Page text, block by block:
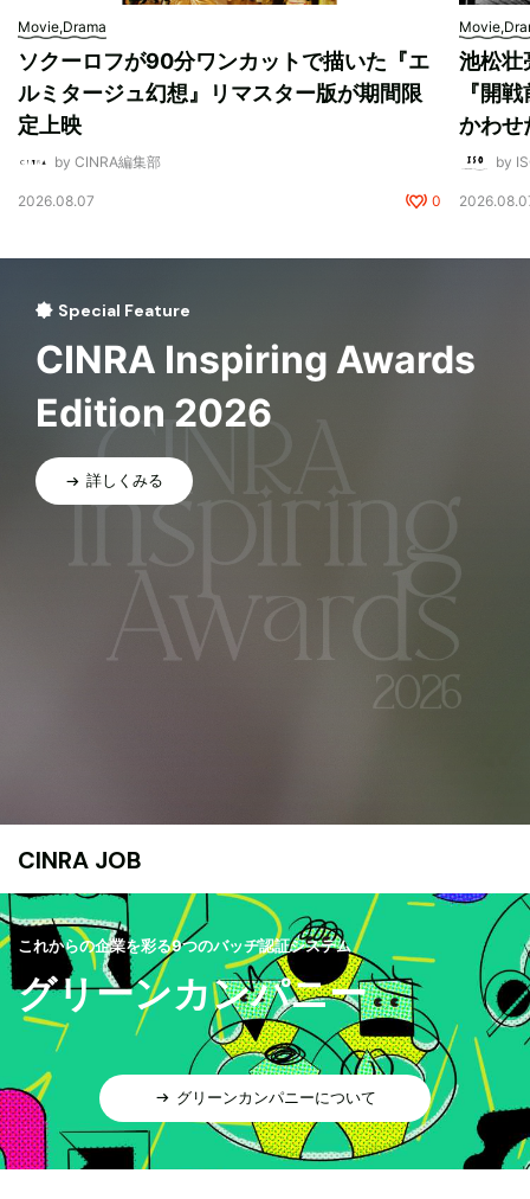
Movie,Drama
ソクーロフが90分ワンカットで描いた『エ
ルミタージュ幻想』リマスター版が期間限
定上映
by CINRA編集部
2026.08.07 0
池松壮
『開
かわせ
by
Special Feature
CINRA Inspiring Awards
Edition 2026
詳しくみる
CINRA JOB
これからの企業を彩る9つのバッヂ認証システム
グリーンカンパニー
グリーンカンパニーについて